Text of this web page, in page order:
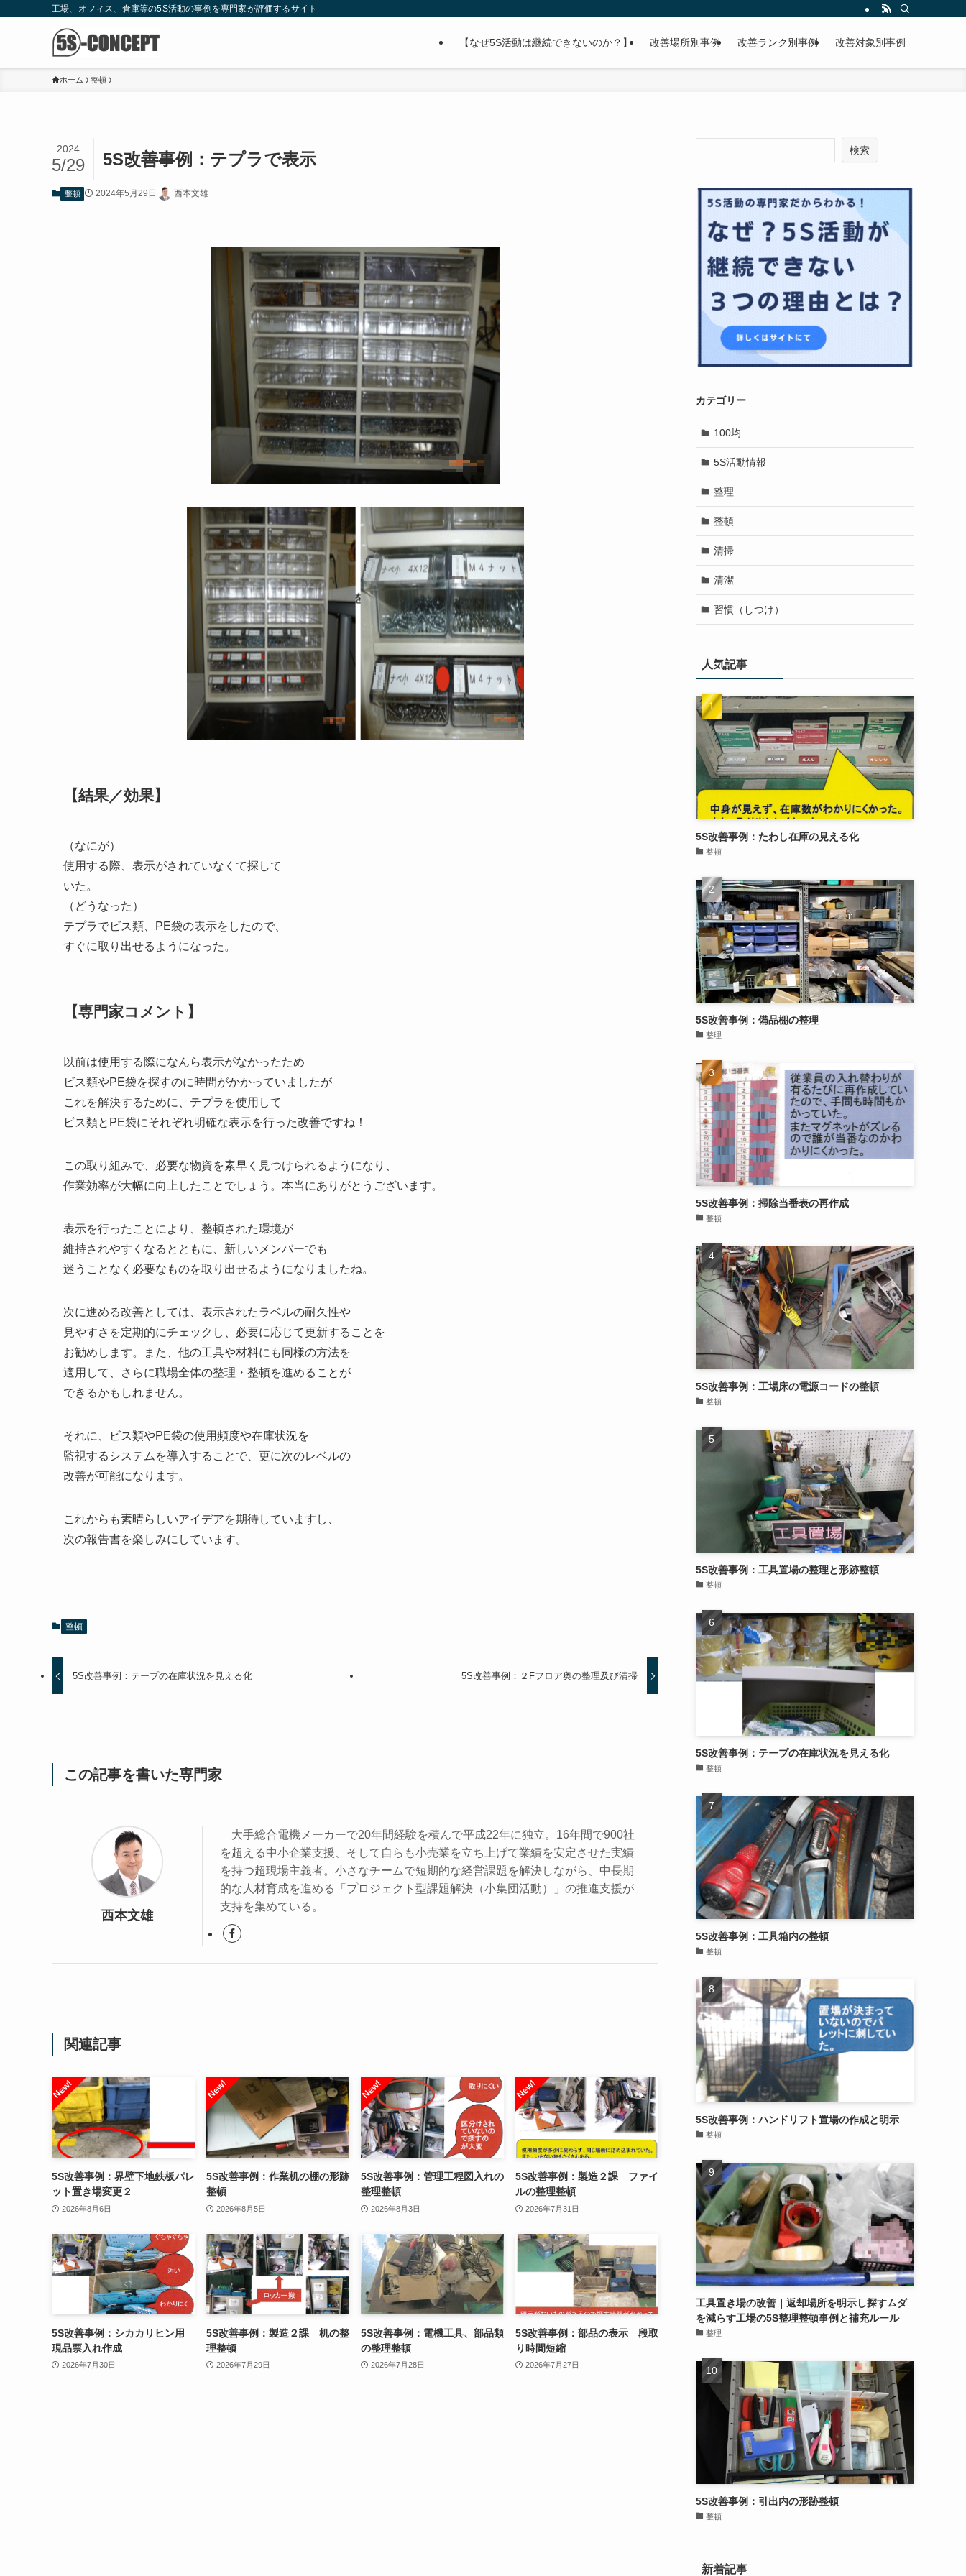
工場、オフィス、倉庫等の5S活動の事例を専門家が評価するサイト
【なぜ5S活動は継続できないのか？】 改善場所別事例 改善ランク別事例 改善対象別事例
ホーム 整頓
5S改善事例：テプラで表示
2024
5/29
整頓 2024年5月29日 西本文雄
【結果／効果】
（なにが）
使用する際、表示がされていなくて探して
いた。
（どうなった）
テプラでビス類、PE袋の表示をしたので、
すぐに取り出せるようになった。
【専門家コメント】
以前は使用する際になんら表示がなかったため
ビス類やPE袋を探すのに時間がかかっていましたが
これを解決するために、テプラを使用して
ビス類とPE袋にそれぞれ明確な表示を行った改善ですね！
この取り組みで、必要な物資を素早く見つけられるようになり、
作業効率が大幅に向上したことでしょう。本当にありがとうございます。
表示を行ったことにより、整頓された環境が
維持されやすくなるとともに、新しいメンバーでも
迷うことなく必要なものを取り出せるようになりましたね。
次に進める改善としては、表示されたラベルの耐久性や
見やすさを定期的にチェックし、必要に応じて更新することを
お勧めします。また、他の工具や材料にも同様の方法を
適用して、さらに職場全体の整理・整頓を進めることが
できるかもしれません。
それに、ビス類やPE袋の使用頻度や在庫状況を
監視するシステムを導入することで、更に次のレベルの
改善が可能になります。
これからも素晴らしいアイデアを期待していますし、
次の報告書を楽しみにしています。
整頓
5S改善事例：テープの在庫状況を見える化 5S改善事例：２Fフロア奥の整理及び清掃
この記事を書いた専門家
西本文雄
大手総合電機メーカーで20年間経験を積んで平成22年に独立。16年間で900社
を超える中小企業支援、そして自らも小売業を立ち上げて業績を安定させた実績
を持つ超現場主義者。小さなチームで短期的な経営課題を解決しながら、中長期
的な人材育成を進める「プロジェクト型課題解決（小集団活動）」の推進支援が
支持を集めている。
関連記事
5S改善事例：界壁下地鉄板パレ
ット置き場変更２
2026年8月6日
5S改善事例：作業机の棚の形跡
整頓
2026年8月5日
5S改善事例：管理工程図入れの
整理整頓
2026年8月3日
5S改善事例：製造２課 ファイ
ルの整理整頓
2026年7月31日
5S改善事例：シカカリヒン用
現品票入れ作成
2026年7月30日
5S改善事例：製造２課 机の整
理整頓
2026年7月29日
5S改善事例：電機工具、部品類
の整理整頓
2026年7月28日
5S改善事例：部品の表示 段取
り時間短縮
2026年7月27日
検索
カテゴリー
100均
5S活動情報
整理
整頓
清掃
清潔
習慣（しつけ）
人気記事
5S改善事例：たわし在庫の見える化
整頓
5S改善事例：備品棚の整理
整理
5S改善事例：掃除当番表の再作成
整頓
5S改善事例：工場床の電源コードの整頓
整頓
5S改善事例：工具置場の整理と形跡整頓
整頓
5S改善事例：テープの在庫状況を見える化
整頓
5S改善事例：工具箱内の整頓
整頓
5S改善事例：ハンドリフト置場の作成と明示
整頓
工具置き場の改善｜返却場所を明示し探すムダ
を減らす工場の5S整理整頓事例と補充ルール
整理
5S改善事例：引出内の形跡整頓
整頓
新着記事